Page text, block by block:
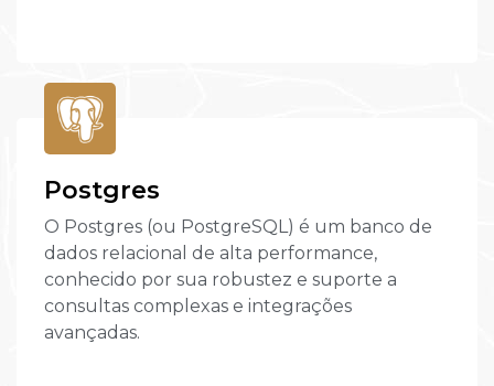
Postgres
O Postgres (ou PostgreSQL) é um banco de
dados relacional de alta performance,
conhecido por sua robustez e suporte a
consultas complexas e integrações
avançadas.